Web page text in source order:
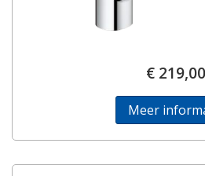
€ 219,00
Meer